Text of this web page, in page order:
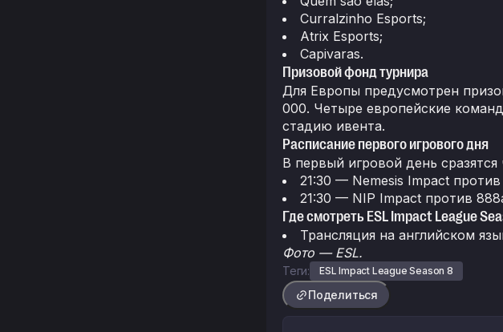
Curralzinho Esports;
Atrix Esports;
Capivaras.
Призовой фонд турнира
Для Европы предусмотрен
000. Четыре европейские
стадию ивента.
Расписание первого игрового дня
В первый игровой день
21:30 — Nemesis Impact против
21:30 — NIP Impact против
Где смотреть ESL Impact League
Трансляция на английском
Фото — ESL.
Теги: ESL Impact League Season 8
Поделиться